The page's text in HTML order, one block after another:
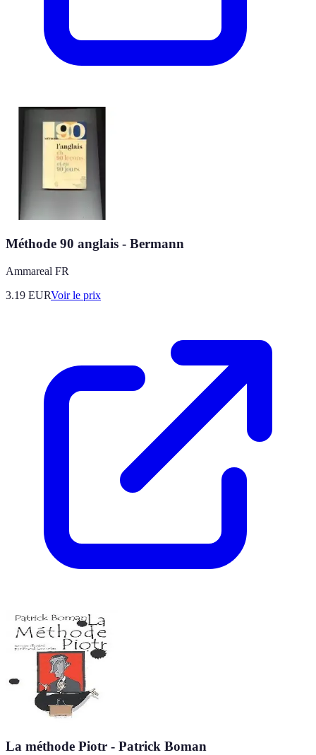
Méthode 90 anglais - Bermann
Ammareal FR
3.19 EURVoir le prix
La méthode Piotr - Patrick Boman